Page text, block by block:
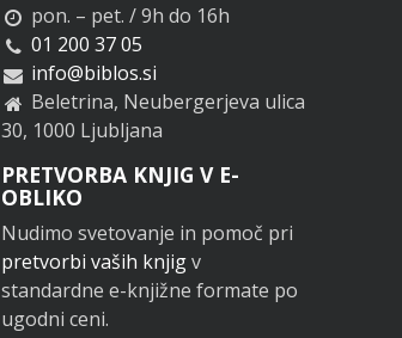
pon. – pet. / 9h do 16h
01 200 37 05
info@biblos.si
Beletrina, Neubergerjeva ulica
30, 1000 Ljubljana
PRETVORBA KNJIG V E-
OBLIKO
Nudimo svetovanje in pomoč pri
pretvorbi vaših knjigv
standardne e-knjižne formate po
ugodni ceni.